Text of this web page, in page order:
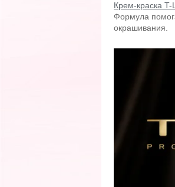
Крем-краска
Формула
окрашивания.